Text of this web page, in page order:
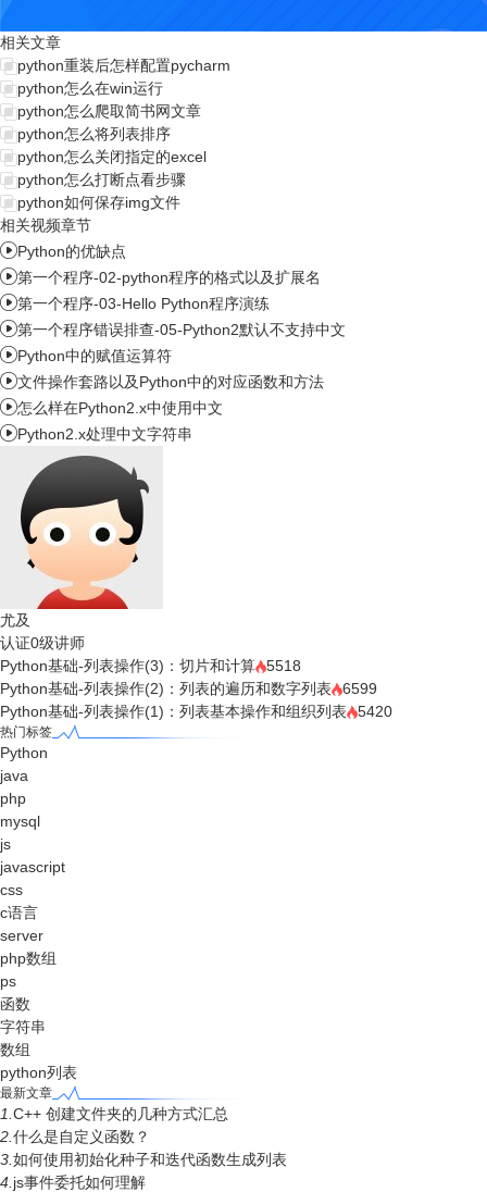
相关文章
python重装后怎样配置pycharm
python怎么在win运行
python怎么爬取简书网文章
python怎么将列表排序
python怎么关闭指定的excel
python怎么打断点看步骤
python如何保存img文件
相关视频章节
Python的优缺点
第一个程序-02-python程序的格式以及扩展名
第一个程序-03-Hello Python程序演练
第一个程序错误排查-05-Python2默认不支持中文
Python中的赋值运算符
文件操作套路以及Python中的对应函数和方法
怎么样在Python2.x中使用中文
Python2.x处理中文字符串
尤及
认证0级讲师
Python基础-列表操作(3)：切片和计算
5518
Python基础-列表操作(2)：列表的遍历和数字列表
6599
Python基础-列表操作(1)：列表基本操作和组织列表
5420
热门标签
Python
java
php
mysql
js
javascript
css
c语言
server
php数组
ps
函数
字符串
数组
python列表
最新文章
1. C++ 创建文件夹的几种方式汇总
2. 什么是自定义函数？
3. 如何使用初始化种子和迭代函数生成列表
4. js事件委托如何理解